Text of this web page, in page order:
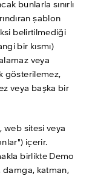
bunlarla sınırlı
şablon
belirtilmediği
bir kısmı)
veya
gösterilemez,
veya başka bir
web sitesi veya
içerir.
birlikte Demo
damga, katman,